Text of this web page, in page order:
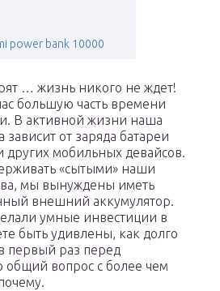
power bank 10000
… жизнь никого не ждет!
большую часть времени
В активной жизни наша
зависит от заряда батареи
мобильных девайсов.
«сытыми» наши
мы вынуждены иметь
внешний аккумулятор.
умные инвестиции в
быть удивлены, как долго
первый раз перед
общий вопрос с более чем